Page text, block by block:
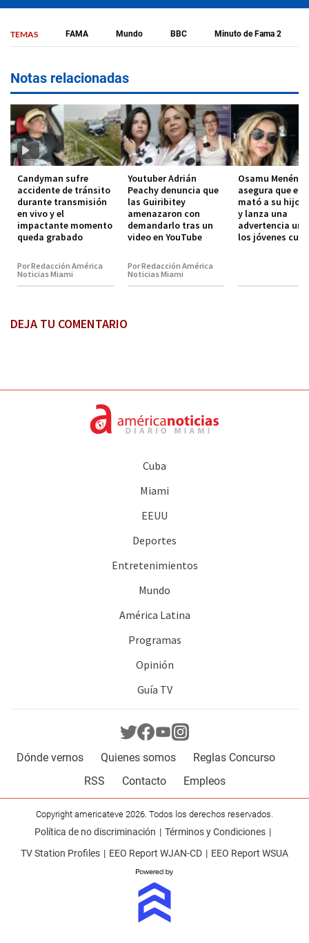
TEMAS FAMA Mundo BBC Minuto de Fama 2
Notas relacionadas
Candyman sufre
accidente de tránsito
durante transmisión
en vivo y el
impactante momento
queda grabado
Por Redacción América
Noticias Miami
Youtuber Adrián
Peachy denuncia que
las Guiribitey
amenazaron con
demandarlo tras un
video en YouTube
Por Redacción América
Noticias Miami
Osamu
asegura que el
mató a su hijo
y lanza una
advertencia
los jóvenes
DEJA TU COMENTARIO
Cuba
Miami
EEUU
Deportes
Entretenimientos
Mundo
América Latina
Programas
Opinión
Guía TV
Dónde vernos Quienes somos
Reglas Concurso
RSS
Contacto Empleos
Copyright americateve 2026. Todos los derechos reservados.
Política de no discriminación
Términos y Condiciones
TV Station Profiles
EEO Report WJAN-CD EEO Report WSUA